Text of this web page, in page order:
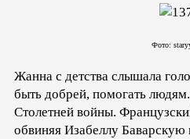
Фото:
Жанна с детства слышала
быть добрей, помогать
Столетней войны.
обвиняя Изабеллу Баварскую